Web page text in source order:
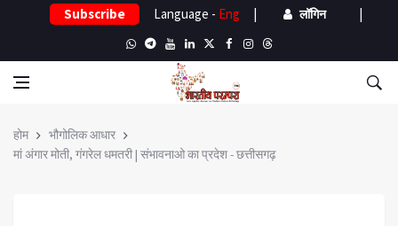
Subscribe Language - Eng | लॉगिन |
होम
भौगोलिक आधार
मां अंगार मोती, गंगरेल धमतरी | संभावनाओ का प्रदेश - छत्तीसगढ़